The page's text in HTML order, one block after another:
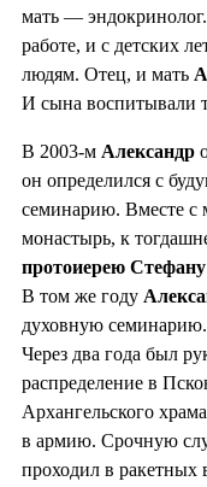
мать —
работе, и с детских
людям. Отец, и мать
И сына воспитывали
В 2003-м Александр
он определился с
семинарию. Вместе с
монастырь, к
протоиерею
В том же году
духовную
Через два года был
распределение в
Архангельского
в армию. Срочную
проходил в ракетных